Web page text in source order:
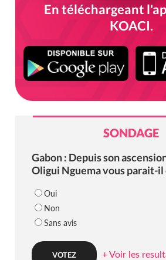
En téléchargeant
KOACI.
SONDAGE
Gabon : Depuis son
Oligui Nguema vous parait-
Oui
Non
Sans avis
+ Voir les